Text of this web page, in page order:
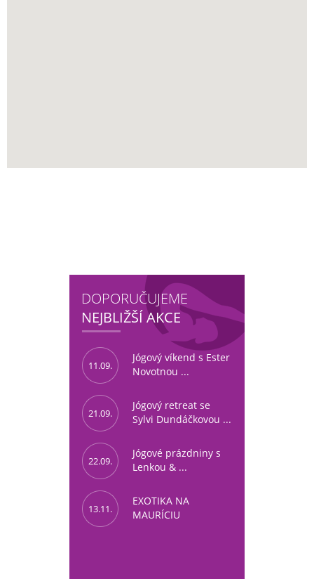
DOPORUČUJEME
NEJBLIŽŠÍ AKCE
11.09.
Jógový víkend s Ester
Novotnou ...
21.09.
Jógový retreat se
Sylvi Dundáčkovou ...
22.09.
Jógové prázdniny s
Lenkou & ...
13.11.
EXOTIKA NA
MAURÍCIU